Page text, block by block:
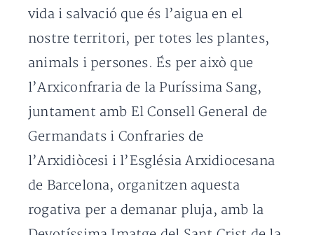
vida i salvació que és l’aigua en el
nostre territori, per totes les plantes,
animals i persones. És per això que
l’Arxiconfraria de la Puríssima Sang,
juntament amb El Consell General de
Germandats i Confraries de
l’Arxidiòcesi i l’Església Arxidiocesana
de Barcelona, organitzen aquesta
rogativa per a demanar pluja, amb la